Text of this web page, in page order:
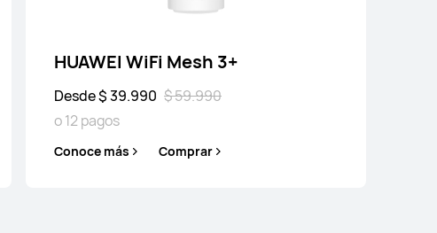
HUAWEI WiFi Mesh 3+
Desde $ 39.990 $ 59.990
o 12 pagos
Conoce más Comprar
HUAWEI WiFi Mesh 3+
Desde $ 39.990 $ 59.990